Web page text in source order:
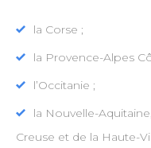
la Corse ;
la Provence-Alpes
l’Occitanie ;
la Nouvelle-
Creuse et de la Haute-